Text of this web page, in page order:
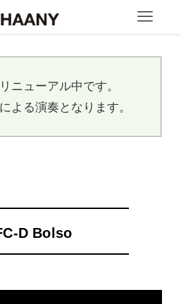
ニューアル中です。
よる演奏となります。
D Bolso